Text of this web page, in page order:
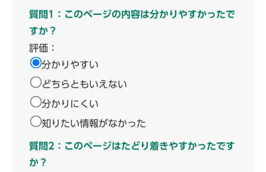
質問1：このページの内容は分かりやすかったで
すか？
評価：
分かりやすい
どちらともいえない
分かりにくい
知りたい情報がなかった
質問2：このページはたどり着きやすかったです
か？